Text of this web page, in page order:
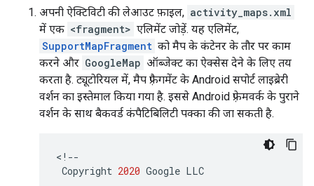
अपनी ऐक्टिविटी की लेआउट फ़ाइल, activity_maps.xml
में एक <fragment> एलिमेंट जोड़ें. यह एलिमेंट,
SupportMapFragment को मैप के कंटेनर के तौर पर काम
करने और GoogleMap ऑब्जेक्ट का ऐक्सेस देने के लिए तय
करता है. ट्यूटोरियल में, मैप फ़्रैगमेंट के Android सपोर्ट लाइब्रेरी
वर्शन का इस्तेमाल किया गया है. इससे Android फ़्रेमवर्क के पुराने
वर्शन के साथ बैकवर्ड कंपैटिबिलिटी पक्का की जा सकती है.
< !--
Copyright 2020 Google LLC